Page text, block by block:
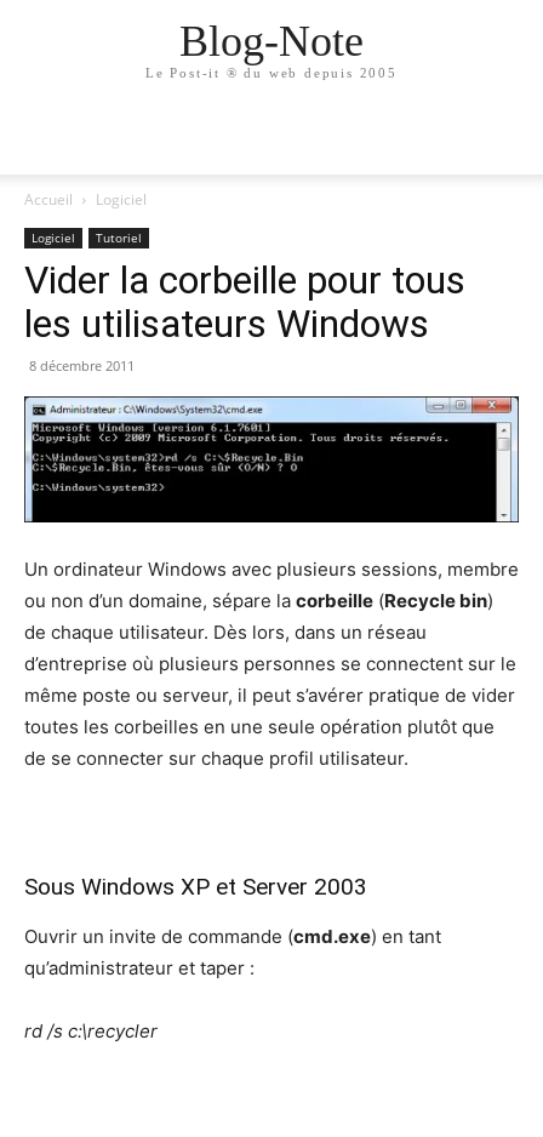
Blog-Note
Le Post-it ® du web depuis 2005
Accueil Logiciel
Logiciel Tutoriel
Vider la corbeille pour tous
les utilisateurs Windows
8 décembre 2011
Un ordinateur Windows avec plusieurs sessions, membre
ou non d’un domaine, sépare la corbeille (Recycle bin)
de chaque utilisateur. Dès lors, dans un réseau
d’entreprise où plusieurs personnes se connectent sur le
même poste ou serveur, il peut s’avérer pratique de vider
toutes les corbeilles en une seule opération plutôt que
de se connecter sur chaque profil utilisateur.
Sous Windows XP et Server 2003
Ouvrir un invite de commande (cmd.exe) en tant
qu’administrateur et taper :
rd /s c:\recycler